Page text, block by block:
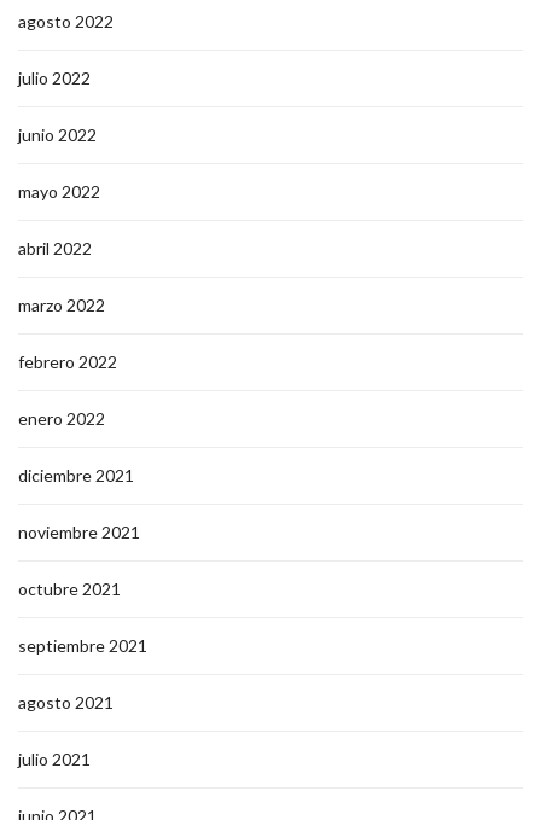
agosto 2022
julio 2022
junio 2022
mayo 2022
abril 2022
marzo 2022
febrero 2022
enero 2022
diciembre 2021
noviembre 2021
octubre 2021
septiembre 2021
agosto 2021
julio 2021
junio 2021